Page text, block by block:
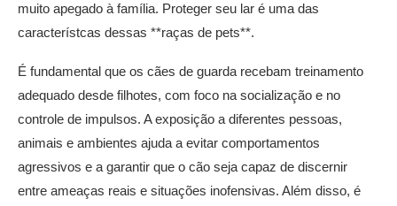
muito apegado à família. Proteger seu lar é uma das
característcas dessas **raças de pets**.
É fundamental que os cães de guarda recebam treinamento
adequado desde filhotes, com foco na socialização e no
controle de impulsos. A exposição a diferentes pessoas,
animais e ambientes ajuda a evitar comportamentos
agressivos e a garantir que o cão seja capaz de discernir
entre ameaças reais e situações inofensivas. Além disso, é